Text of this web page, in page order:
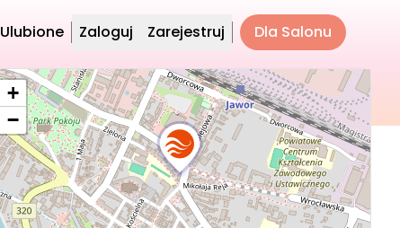
Ulubione Zaloguj Zarejestruj Dla Salonu
+
−